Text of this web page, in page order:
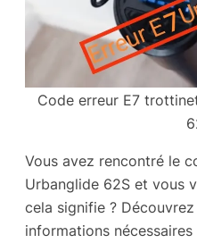
Code erreur E7
Vous avez rencontré le
Urbanglide 62S et vous
cela signifie ?
informations